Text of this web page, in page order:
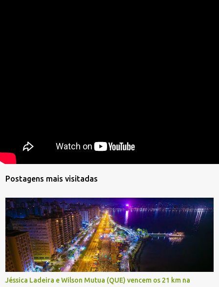
Postagens mais visitadas
Jéssica Ladeira e Wilson Mutua (QUE) vencem os 21 km na